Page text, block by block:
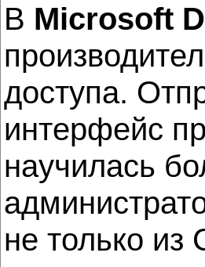
В Microsoft
доступа.
интерфейс
научилась
не только